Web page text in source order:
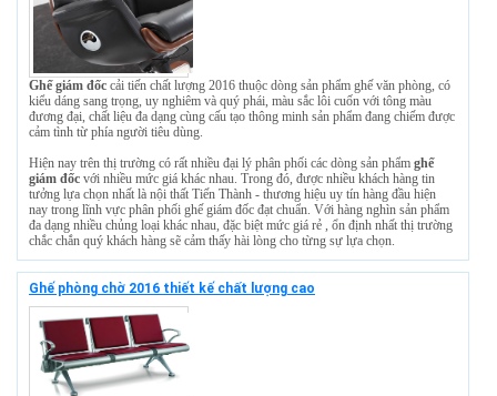
Ghế giám đốc cải tiến chất lượng 2016 thuộc dòng sản phẩm ghế văn phòng, có
kiểu dáng sang trọng, uy nghiêm và quý phái, màu sắc lôi cuốn với tông màu
đương đại, chất liệu đa dạng cùng cấu tạo thông minh sản phẩm đang chiếm được
cảm tình từ phía người tiêu dùng.
Hiện nay trên thị trường có rất nhiều đại lý phân phối các dòng sản phẩm ghế
giám đốc với nhiều mức giá khác nhau. Trong đó, được nhiều khách hàng tin
tưởng lựa chọn nhất là nội thất Tiến Thành - thương hiệu uy tín hàng đầu hiện
nay trong lĩnh vực phân phối ghế giám đốc đạt chuẩn. Với hàng nghìn sản phẩm
đa dạng nhiều chủng loại khác nhau, đặc biệt mức giá rẻ , ổn định nhất thị trường
chắc chắn quý khách hàng sẽ cảm thấy hài lòng cho từng sự lựa chọn.
Ghế phòng chờ 2016 thiết kế chất lượng cao